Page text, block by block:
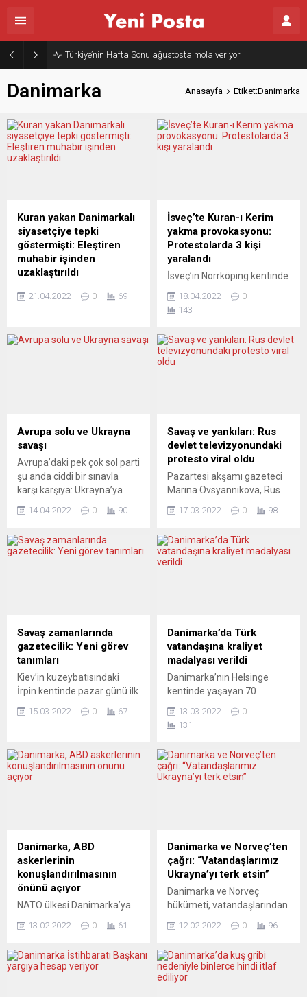
Türkiye’nin Hafta Sonu ağustosta mola veriyor
Danimarka Anasayfa Etiket:Danimarka
Kuran yakan Danimarkalı
siyasetçiye tepki
göstermişti: Eleştiren
muhabir işinden
uzaklaştırıldı
SVT’nin İsveçli bir muhabiri,
lideri Rasmus Paludan’ın
Anton Svendsen, söz
konusu olay hakkında
soruşturmanın bittiğini ve
muhabirin SVT’nin
tarafsızlık ilkesine zarar
verdiğinin anlaşıldığını
söyledi. Svendsen,...
21.04.2022 0 69
İsveç’te Kuran-ı Kerim
yakma provokasyonu:
Protestolarda 3 kişi
yaralandı
İsveç’in Norrköping kentinde
provokasyonunu protesto
eden 3 göstericinin polisin
yaralandığı bildirildi.
Danimarkalı aşırı sağcı Sıkı
Kerim yakmasına tepkiler
devam ediyor. Ülkenin
Expressen gazetesinin
haberinde, Norrköpin’de
Paludan’ı protesto eden bir
grup...
18.04.2022
0
143
Avrupa solu ve Ukrayna
savaşı
Avrupa’daki pek çok sol parti
şu anda ciddi bir sınavla
karşı karşıya: Ukrayna’ya
yürüten, ancak Sovyetler
dolayısıyla Avrupa’yı
faşizmden kurtaran ülke
silahlanma hakkında ne
düşünüyor? Yaşanan
tartışmalar, yorum...
14.04.2022 0 90
Savaş ve yankıları: Rus
devlet televizyonundaki
protesto viral oldu
Pazartesi akşamı gazeteci
Marina Ovsyannikova, Rus
ana haber bülteninde elinde
bir afiş olduğu halde
kameraların önüne atladı.
cezasına çarptırıldı. Avrupa
basını eylemi takdirle
karşılıyor. NOVAYA GAZETA
(Rusya) TARİH
KİTAPLARINA...
17.03.2022 0 98
Savaş zamanlarında
gazetecilik: Yeni görev
tanımları
Kiev’in kuzeybatısındaki
İrpin kentinde pazar günü ilk
öldürüldü. 50 yaşındaki
ateş sonucu hayatını
kaybederken, bir
daha zor hale gelen koşullar,
yorumcuları görev tanımları
üzerine düşünmeye sevk
ediyor. LA STAMPA...
15.03.2022 0 67
Danimarka’da Türk
vatandaşına kraliyet
madalyası verildi
Danimarka’nın Helsinge
kentinde yaşayan 70
Mustafa Çolak, Danimarka
Kraliçesi 2. Margrethe
ödülü olan “uzun hizmet
madalyasına” layık görüldü.
getirerek, aynı iş yerinde 41
yıl hastalık izni bile
kullanmadan çalıştığı için
kraliyet ailesi tarafından...
13.03.2022
0
131
Danimarka, ABD
askerlerinin
konuşlandırılmasının
önünü açıyor
NATO ülkesi Danimarka’ya
ileride ABD askerleri de
konuşlandırılabilir.
Frederiksen bu sıralar
Washington ile yeni bir
13.02.2022 0 61
Danimarka ve Norveç’ten
çağrı: “Vatandaşlarımız
Ukrayna’yı terk etsin”
Danimarka ve Norveç
hükümeti, vatandaşlarından
48 saat içinde harekete
geçmelerini istedi.
Bakanlığından yapılan
açıklamada, Danimarkalılara
12.02.2022 0 96